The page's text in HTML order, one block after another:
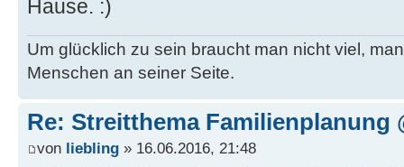
Hause.
Um glücklich zu sein braucht man nicht viel,
Menschen an seiner Seite.
Re: Streitthema Familienplanung
von liebling » 16.06.2016, 21:48